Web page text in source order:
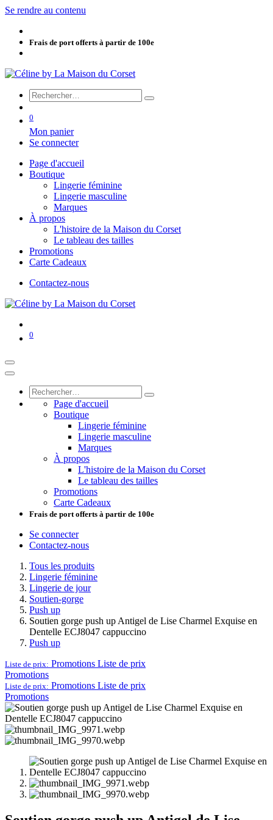
Se rendre au contenu
Frais de port offerts à partir de 100e
0
Mon panier
Se connecter
Page d'accueil
Boutique
Lingerie féminine
Lingerie masculine
Marques
À propos
L'histoire de la Maison du Corset
Le tableau des tailles
Promotions
Carte Cadeaux
Contactez-nous
0
Page d'accueil
Boutique
Lingerie féminine
Lingerie masculine
Marques
À propos
L'histoire de la Maison du Corset
Le tableau des tailles
Promotions
Carte Cadeaux
Frais de port offerts à partir de 100e
Se connecter
Contactez-nous
Tous les produits
Lingerie féminine
Lingerie de jour
Soutien-gorge
Push up
Soutien gorge push up Antigel de Lise Charmel Exquise en
Dentelle ECJ8047 cappuccino
Push up
Liste de prix: Promotions Liste de prix
Promotions
Liste de prix: Promotions Liste de prix
Promotions